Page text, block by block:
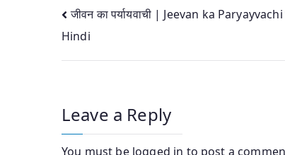
Post
navigation
जीवन का पर्यायवाची | Jeevan ka
Hindi
Leave a Reply
You must be logged in to post a